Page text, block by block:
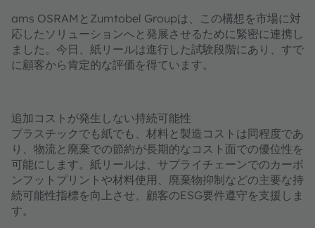
ams OSRAMとZumtobel Groupは、この構想を市場に対
応したソリューションへと発展させるために緊密に連携し
ました。今日、紙リールは進行した試験段階にあり、すで
に顧客から肯定的な評価を得ています。
追加コストが発生しない持続可能性
プラスチックでも紙でも、材料と製造コストは同程度であ
り、物流と廃棄での節約が長期的なコスト面での優位性を
可能にします。紙リールは、サプライチェーンでのカーボ
ンフットプリントや材料使用、廃棄物抑制などの主要な持
続可能性指標を向上させ、顧客のESG要件遵守を支援しま
す。